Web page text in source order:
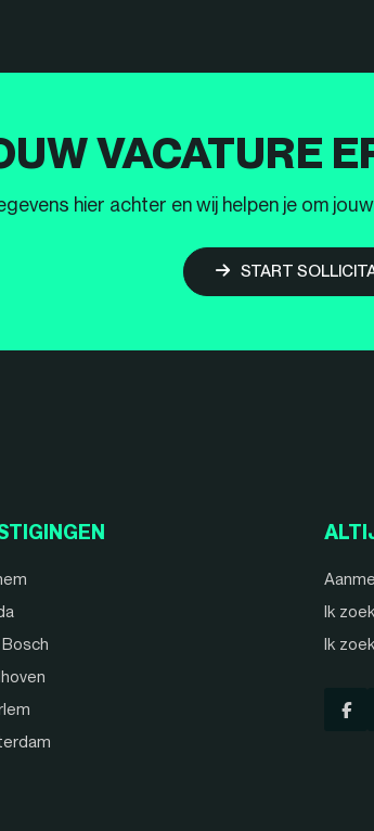
VACATURE
hier achter en wij helpen je om
START
Bosch
Ik
Ik